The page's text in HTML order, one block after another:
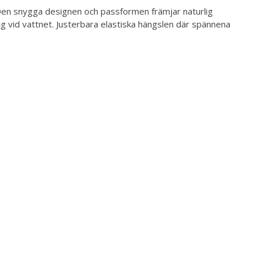
snygga designen och passformen främjar naturlig
vattnet. Justerbara elastiska hängslen där spännena